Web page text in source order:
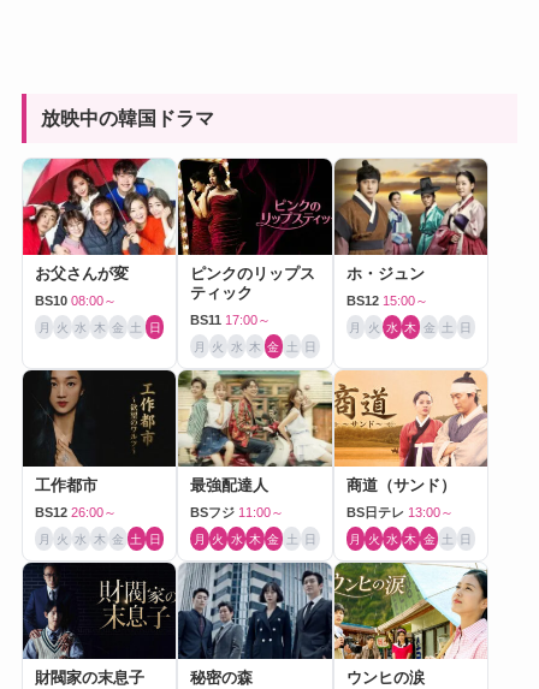
放映中の韓国ドラマ
お父さんが変
BS10 08:00～
月 火 水 木 金 土 日
ピンクのリップス
ティック
BS11 17:00～
月 火 水 木 金 土 日
ホ・ジュン
BS12 15:00～
月 火 水 木 金 土 日
工作都市
BS12 26:00～
月 火 水 木 金 土 日
最強配達人
BSフジ 11:00～
月 火 水 木 金 土 日
商道（サンド）
BS日テレ 13:00～
月 火 水 木 金 土 日
財閥家の末息子 秘密の森 ウンヒの涙